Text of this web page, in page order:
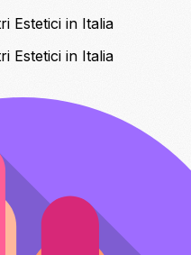
Estetici in Italia
Estetici in Italia